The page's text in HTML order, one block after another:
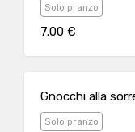
Solo pranzo
7.00 €
Gnocchi alla
Solo pranzo